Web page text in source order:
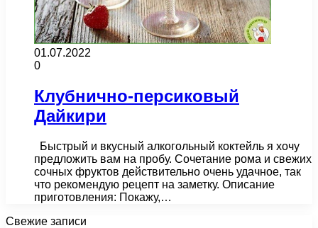
01.07.2022
0
Клубнично-персиковый
Дайкири
Быстрый и вкусный алкогольный коктейль я хочу
предложить вам на пробу. Сочетание рома и свежих
сочных фруктов действительно очень удачное, так
что рекомендую рецепт на заметку. Описание
приготовления: Покажу,…
Свежие записи